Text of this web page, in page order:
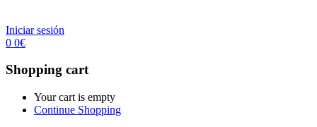
Iniciar sesión
0 0€
Shopping cart
Your cart is empty
Continue Shopping